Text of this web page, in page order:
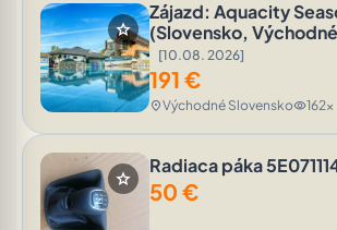
star
Zájazd: Aquacity
(Slovensko,
[10.08. 2026]
191 €
location_onVýchodné Slovenskovisibility162x
star
Radiaca páka
50 €